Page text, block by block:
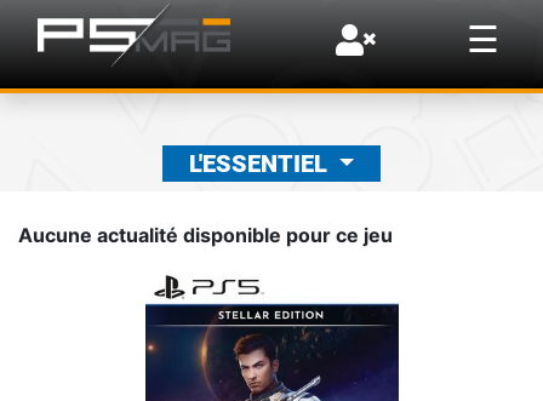
☰
×
L'ESSENTIEL
Aucune actualité disponible pour ce jeu